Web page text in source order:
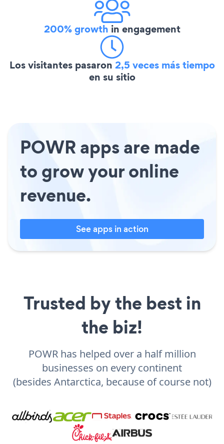
200% growth in engagement
Los visitantes pasaron 2,5 veces más tiempo
en su sitio
POWR apps are made
to grow your online
revenue.
See apps in action
Trusted by the best in
the biz!
POWR has helped over a half million
businesses on every continent
(besides Antarctica, because of course not)